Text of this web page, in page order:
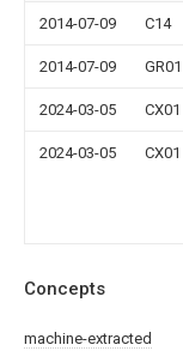
2014-07-09 C14
2014-07-09 GR01
2024-03-05 CX01
2024-03-05 CX01
Concepts
machine-extracted